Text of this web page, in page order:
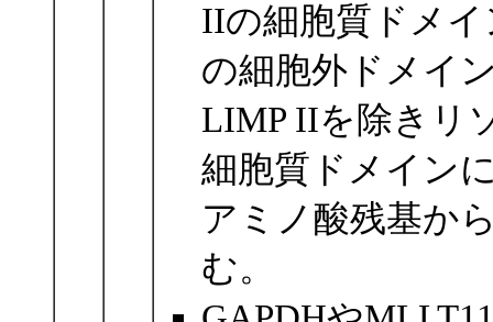
IIの細胞質ドメ
の細胞外ドメイ
LIMP IIを除きリ
細胞質ドメイン
アミノ酸残基か
む。